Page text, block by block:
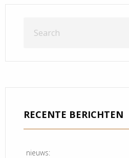
RECENTE BERICHTEN
nieuws: